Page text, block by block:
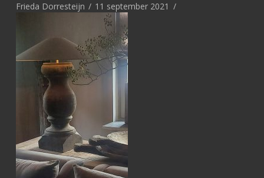
Frieda Dorresteijn 11 september 2021